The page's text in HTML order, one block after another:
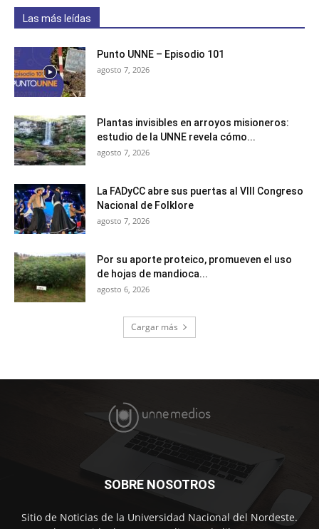
Las más leídas
Punto UNNE – Episodio 101
agosto 7, 2026
Plantas invisibles en arroyos misioneros:
estudio de la UNNE revela cómo...
agosto 7, 2026
La FADyCC abre sus puertas al VIII Congreso
Nacional de Folklore
agosto 7, 2026
Por su aporte proteico, promueven el uso
de hojas de mandioca...
agosto 6, 2026
Cargar más
SOBRE NOSOTROS
Sitio de Noticias de la Universidad Nacional del Nordeste.